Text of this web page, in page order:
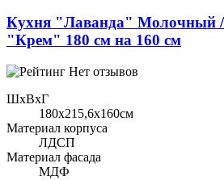
Кухня "Лаванда" Молочный
"Крем" 180 см на 160 см
Нет отзывов
ШхВхГ
180x215,6х160см
Материал корпуса
ЛДСП
Материал фасада
МДФ